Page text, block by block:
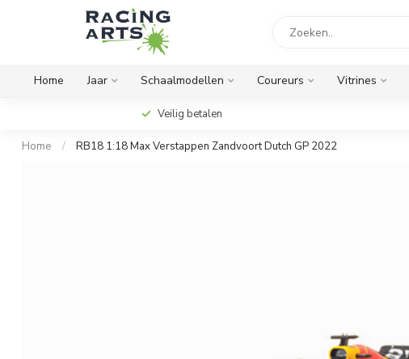
Home Jaar Schaalmodellen Coureurs Vitrines
Veilig betalen
Home / RB18 1:18 Max Verstappen Zandvoort Dutch GP 2022